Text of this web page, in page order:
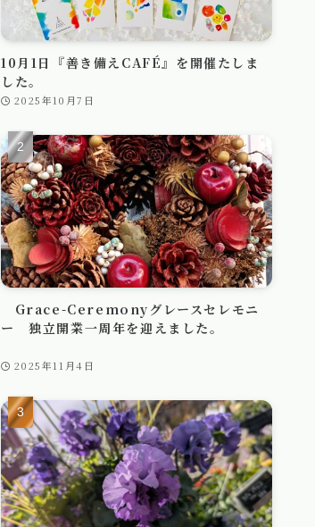
10月1日『善き備えCAFÉ』を開催たしま
した。
2025年10月7日
Grace-Ceremonyグレースセレモニ
ー 独立開業一周年を迎えました。
2025年11月4日